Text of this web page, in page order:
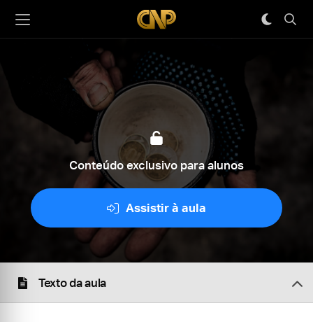
Conteúdo exclusivo para alunos
Assistir à aula
Texto da aula